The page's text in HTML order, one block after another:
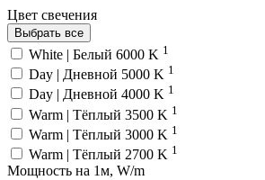
Цвет свечения
Выбрать все
White | Белый 6000 K 1
Day | Дневной 5000 K 1
Day | Дневной 4000 K 1
Warm | Тёплый 3500 K 1
Warm | Тёплый 3000 K 1
Warm | Тёплый 2700 K 1
Мощность на 1м, W/m